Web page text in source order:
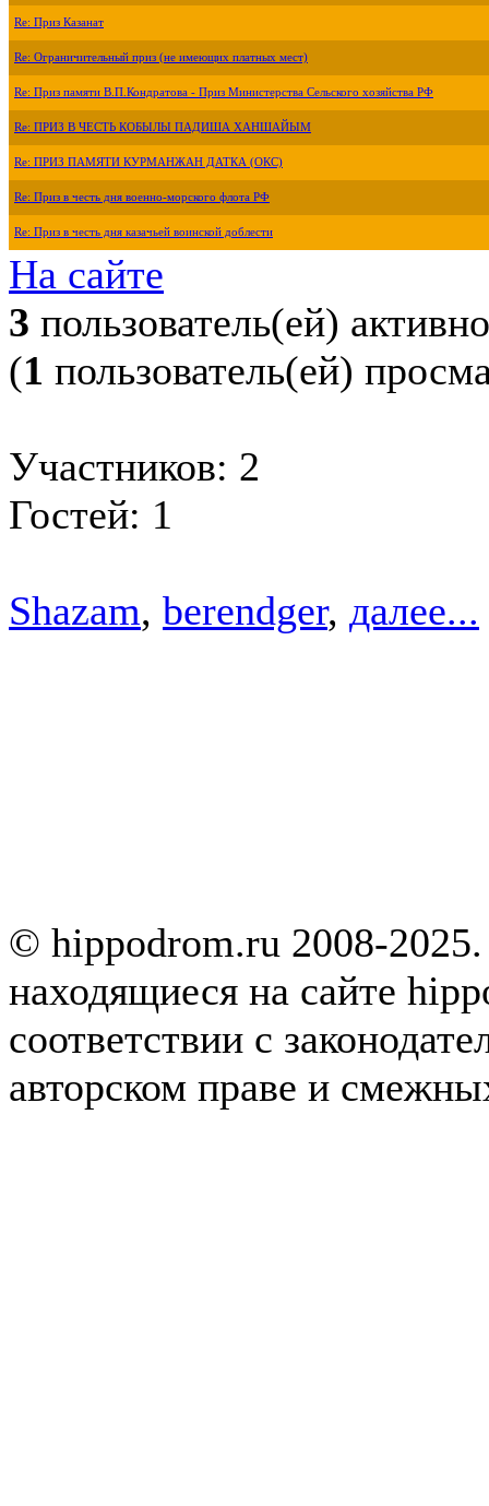
Re: Приз Казанат
Re: Ограничительный приз (не имеющих платных мест)
Re: Приз памяти В.П.Кондратова - Приз Министерства Сельского хозяйства РФ
Re: ПРИЗ В ЧЕСТЬ КОБЫЛЫ ПАДИША ХАНШАЙЫМ
Re: ПРИЗ ПАМЯТИ КУРМАНЖАН ДАТКА (ОКС)
Re: Приз в честь дня военно-морского флота РФ
Re: Приз в честь дня казачьей воинской доблести
На сайте
3 пользователь(ей) активно
(1 пользователь(ей)
Участников: 2
Гостей: 1
Shazam, berendger, далее...
© hippodrom.ru 2008-
находящиеся на сайте
соответствии с
авторском праве и